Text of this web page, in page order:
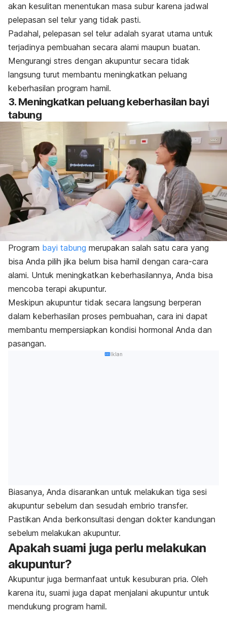
akan kesulitan menentukan masa subur karena jadwal
pelepasan sel telur yang tidak pasti.
Padahal, pelepasan sel telur adalah syarat utama untuk
terjadinya pembuahan secara alami maupun buatan.
Mengurangi stres dengan akupuntur secara tidak
langsung turut membantu meningkatkan peluang
keberhasilan program hamil.
3. Meningkatkan peluang keberhasilan bayi
tabung
Program bayi tabung merupakan salah satu cara yang
bisa Anda pilih jika belum bisa hamil dengan cara-cara
alami. Untuk meningkatkan keberhasilannya, Anda bisa
mencoba terapi akupuntur.
Meskipun akupuntur tidak secara langsung berperan
dalam keberhasilan proses pembuahan, cara ini dapat
membantu mempersiapkan kondisi hormonal Anda dan
pasangan.
Iklan
Biasanya, Anda disarankan untuk melakukan tiga sesi
akupuntur sebelum dan sesudah embrio transfer.
Pastikan Anda berkonsultasi dengan dokter kandungan
sebelum melakukan akupuntur.
Apakah suami juga perlu melakukan
akupuntur?
Akupuntur juga bermanfaat untuk kesuburan pria. Oleh
karena itu, suami juga dapat menjalani akupuntur untuk
mendukung program hamil.